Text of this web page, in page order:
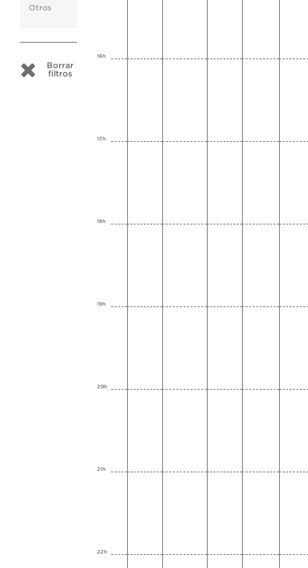
Otros
Borrar
filtros
16h
17h
18h
19h
20h
21h
22h